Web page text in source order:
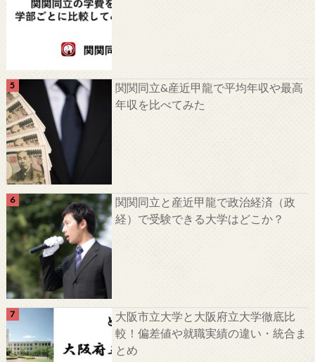
関関同立&産近甲龍で平均年収や最高
年収を比べてみた
関関同立と産近甲龍で政治経済（政
経）で受験できる大学はどこか？
大阪市立大学と大阪府立大学徹底比
較！偏差値や就職実績の違い・統合ま
とめ